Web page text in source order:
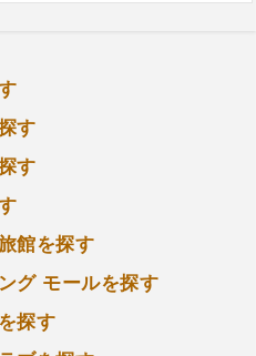
す
す
館を探す
グ モールを探す
探す